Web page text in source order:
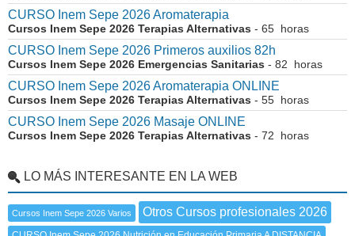
CURSO Inem Sepe 2026 Aromaterapia
Cursos Inem Sepe 2026 Terapias Alternativas - 65 horas
CURSO Inem Sepe 2026 Primeros auxilios 82h
Cursos Inem Sepe 2026 Emergencias Sanitarias - 82 horas
CURSO Inem Sepe 2026 Aromaterapia ONLINE
Cursos Inem Sepe 2026 Terapias Alternativas - 55 horas
CURSO Inem Sepe 2026 Masaje ONLINE
Cursos Inem Sepe 2026 Terapias Alternativas - 72 horas
LO MÁS INTERESANTE EN LA WEB
Cursos Inem Sepe 2026 Varios Otros Cursos profesionales 2026